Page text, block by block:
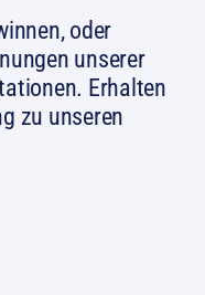
oder
unserer
Erhalten
zu unseren